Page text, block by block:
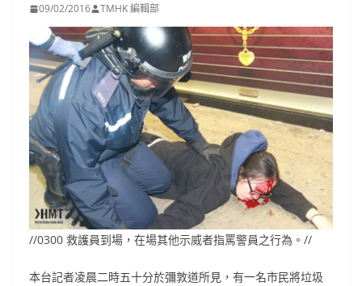
09/02/2016 TMHK 編輯部
//0300 救護員到場，在場其他示威者指罵警員之行為。//
本台記者凌晨二時五十分於彌敦道所見，有一名市民將垃圾